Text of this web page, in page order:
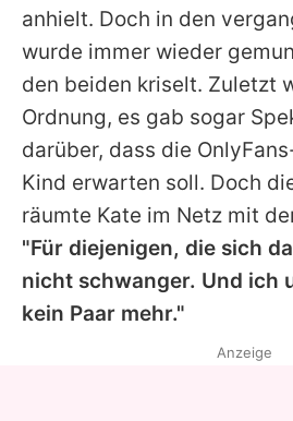
anhielt. Doch in den
wurde immer wieder
den beiden kriselt. Zuletzt
Ordnung, es gab sogar
darüber, dass die
Kind erwarten soll. Doch
räumte Kate im Netz mit
"Für diejenigen, die sich
nicht schwanger. Und ich
kein Paar mehr."
Anzeige